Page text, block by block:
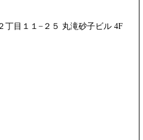
丁目１１−２５ 丸滝砂子ビル 4F